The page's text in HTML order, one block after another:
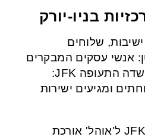
בניו-יורק
שלוחים
אנשי עסקים המבקרים
ב'אוהל' לפני פגישות • שדה התעופה JFK:
ומגיעים ישירות
נסיעה משדה התעופה JFK ל'אוהל' אורכת